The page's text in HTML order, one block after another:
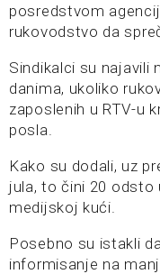
posredstvom
rukovodstvo da
Sindikalci su najavili
danima, ukoliko
zaposlenih u RTV-u
posla.
Kako su dodali, uz
jula, to čini 20 odsto
medijskoj kući.
Posebno su istakli
informisanje na